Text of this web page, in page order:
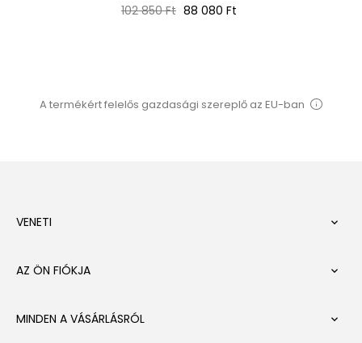
Normál
102 850 Ft Ár
88 080 Ft
A termékért felelős gazdasági szereplő az EU-ban
VENETI 
AZ ÖN FIÓKJA 
MINDEN A VÁSÁRLÁSRÓL 